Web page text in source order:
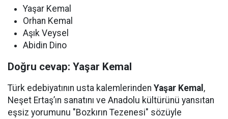
Yaşar Kemal
Orhan Kemal
Aşık Veysel
Abidin Dino
Doğru cevap: Yaşar Kemal
Türk edebiyatının usta kalemlerinden Yaşar Kemal ,
Neşet Ertaş’ın sanatını ve Anadolu kültürünü yansıtan
eşsiz yorumunu "Bozkırın Tezenesi" sözüyle